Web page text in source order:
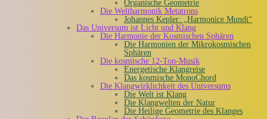
Organische Geometrie
Die Weltharmonik Metatrons
Johannes Kepler: „Harmonice Mundi“
Das Universum ist Licht und Klang
Die Harmonie der Kosmischen Sphären
Die Harmonien der Mikrokosmischen
Sphären
Die kosmische 12-Ton-Musik
Energetische Klangreise
Das kosmische MonoChord
Die Klangwirklichkeit des Universums
Die Welt ist Klang
Die Klangwelten der Natur
Die Heilige Geometrie des Klanges